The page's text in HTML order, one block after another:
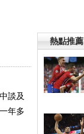
熱點推薦
談及
年多